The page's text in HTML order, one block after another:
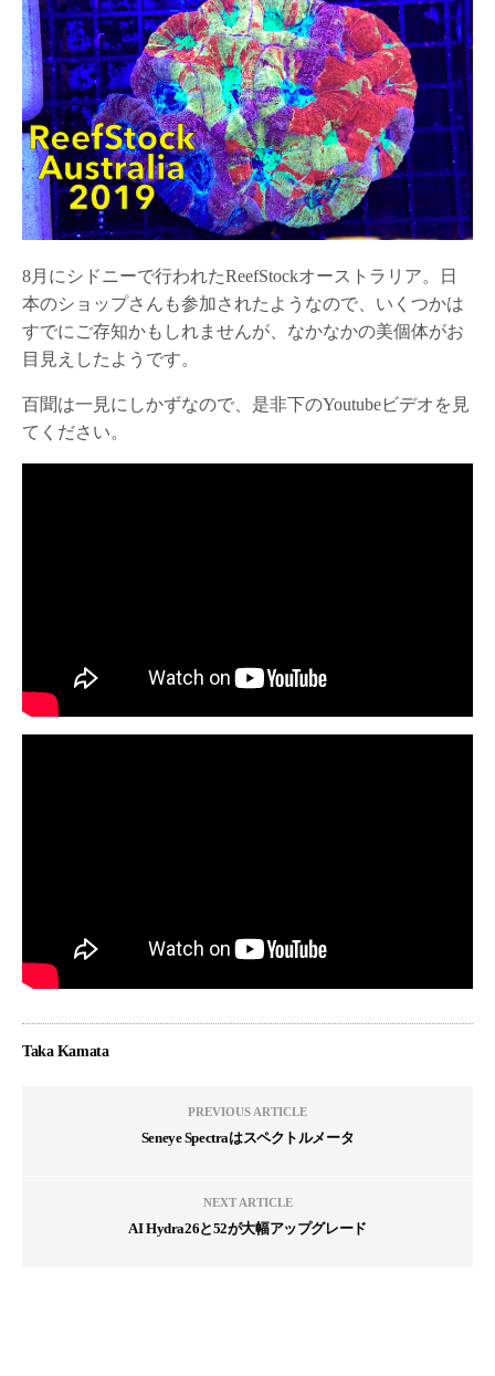
8月にシドニーで行われたReefStockオーストラリア。日
本のショップさんも参加されたようなので、いくつかは
すでにご存知かもしれませんが、なかなかの美個体がお
目見えしたようです。
百聞は一見にしかずなので、是非下のYoutubeビデオを見
てください。
Taka Kamata
PREVIOUS ARTICLE
Seneye Spectraはスペクトルメータ
NEXT ARTICLE
AI Hydra26と52が大幅アップグレード